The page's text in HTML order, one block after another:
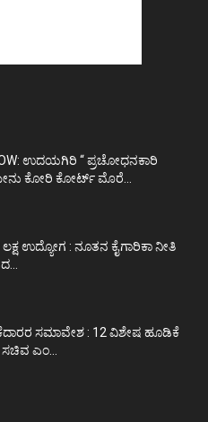
ಉದಯಗಿರಿ “ ಪ್ರಚೋಧನಕಾರಿ
ಕೋರಿ ಕೋರ್ಟ್‌ ಮೊರೆ...
ಉದ್ಯೋಗ : ನೂತನ ಕೈಗಾರಿಕಾ ನೀತಿ
ಸಮಾವೇಶ : 12 ವಿಶೇಷ ಹೂಡಿಕೆ
ಎಂ...